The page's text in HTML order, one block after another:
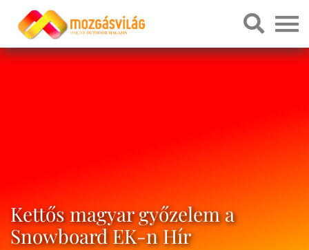
Kettős magyar győzelem a
Snowboard EK-n Hír